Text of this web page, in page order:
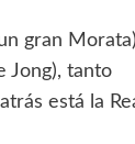
gran
Jong), tanto
está la